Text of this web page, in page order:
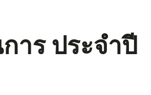
าร ประจำปี